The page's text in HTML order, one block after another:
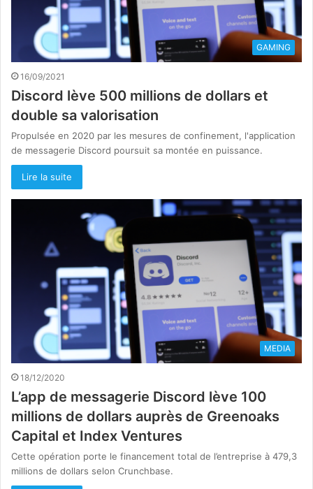
GAMING
16/09/2021
Discord lève 500 millions de dollars et
double sa valorisation
Propulsée en 2020 par les mesures de confinement, l'application
de messagerie Discord poursuit sa montée en puissance.
Lire la suite
MEDIA
18/12/2020
L’app de messagerie Discord lève 100
millions de dollars auprès de Greenoaks
Capital et Index Ventures
Cette opération porte le financement total de l’entreprise à 479,3
millions de dollars selon Crunchbase.